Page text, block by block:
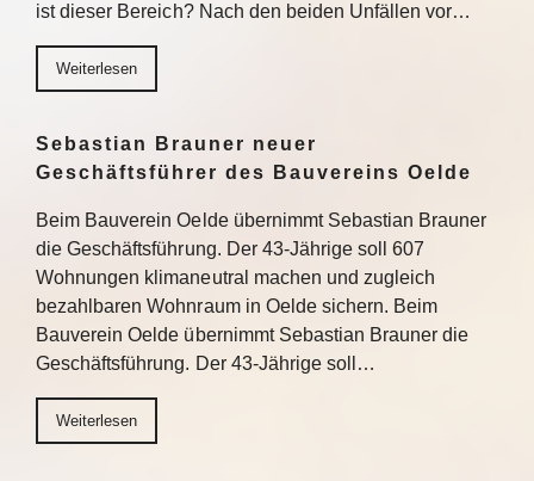
ist dieser Bereich? Nach den beiden Unfällen vor…
Weiterlesen
Sebastian Brauner neuer
Geschäftsführer des Bauvereins Oelde
Beim Bauverein Oelde übernimmt Sebastian Brauner
die Geschäftsführung. Der 43-Jährige soll 607
Wohnungen klimaneutral machen und zugleich
bezahlbaren Wohnraum in Oelde sichern. Beim
Bauverein Oelde übernimmt Sebastian Brauner die
Geschäftsführung. Der 43-Jährige soll…
Weiterlesen